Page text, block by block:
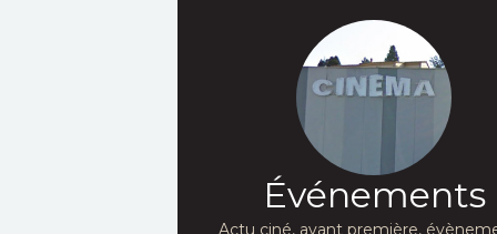
Événements
Actu ciné, avant première,